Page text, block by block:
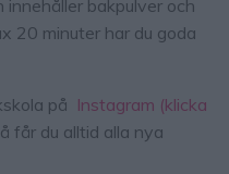
bakpulver och
20 minuter har du goda
på Instagram (klicka
får du alltid alla nya